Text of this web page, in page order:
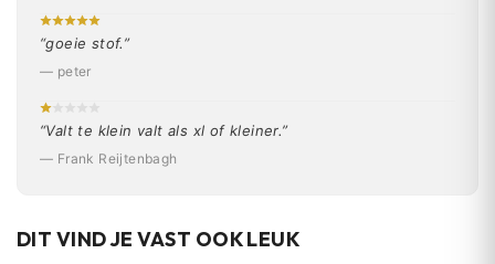
“goeie stof.”
— peter
“Valt te klein valt als xl of kleiner.”
— Frank Reijtenbagh
DIT VIND JE VAST OOK LEUK